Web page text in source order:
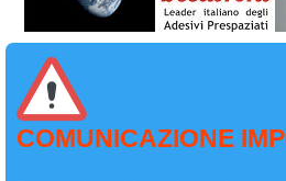
COMUNICAZIONE